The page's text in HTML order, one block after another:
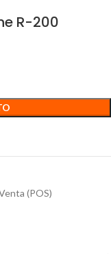
R-200
(POS)